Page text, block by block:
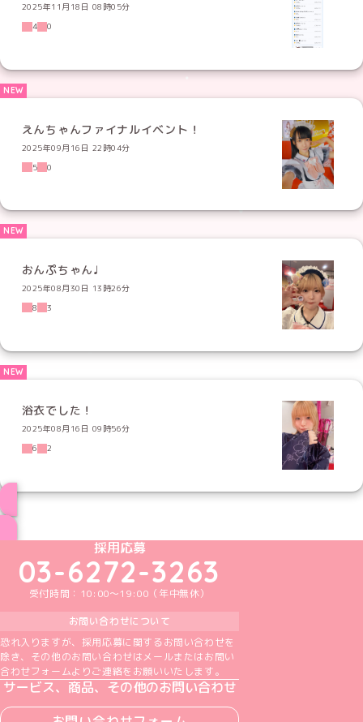
2025年11月18日 08時05分
4
0
えんちゃんファイナルイベント！
2025年09月16日 22時04分
5
0
おんぷちゃん♩
2025年08月30日 13時26分
8
3
浴衣でした！
2025年08月16日 09時56分
6
2
めいどりーみんTikTok公式アカウント
めいどりーみんX公式アカウント
めいどりーみんInstagram公式アカウント
めいどりーみんFacebook公式アカウン
めいどりーみんYouTube公式アカ
採用応募
03-6272-3263
受付時間：10:00～19:00（年中無休）
お問い合わせについて
恐れ入りますが、採用応募に関するお問い合わせを
除き、その他のお問い合わせはメールまたはお問い
合わせフォームよりご連絡をお願いいたします。
サービス、商品、その他のお問い合わせ